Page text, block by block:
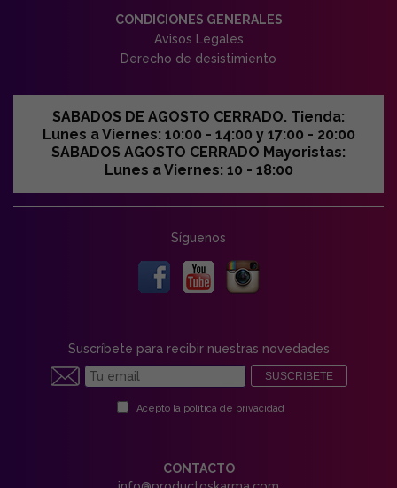
CONDICIONES GENERALES
Avisos Legales
Derecho de desistimiento
SABADOS DE AGOSTO CERRADO. Tienda:
Lunes a Viernes: 10:00 - 14:00 y 17:00 - 20:00
SABADOS AGOSTO CERRADO Mayoristas:
Lunes a Viernes: 10 - 18:00
Síguenos
Suscríbete para recibir nuestras novedades
SUSCRIBETE
Acepto la política de privacidad
CONTACTO